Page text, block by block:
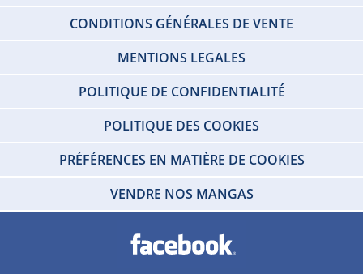
CONDITIONS GÉNÉRALES DE VENTE
MENTIONS LEGALES
POLITIQUE DE CONFIDENTIALITÉ
POLITIQUE DES COOKIES
PRÉFÉRENCES EN MATIÈRE DE COOKIES
VENDRE NOS MANGAS